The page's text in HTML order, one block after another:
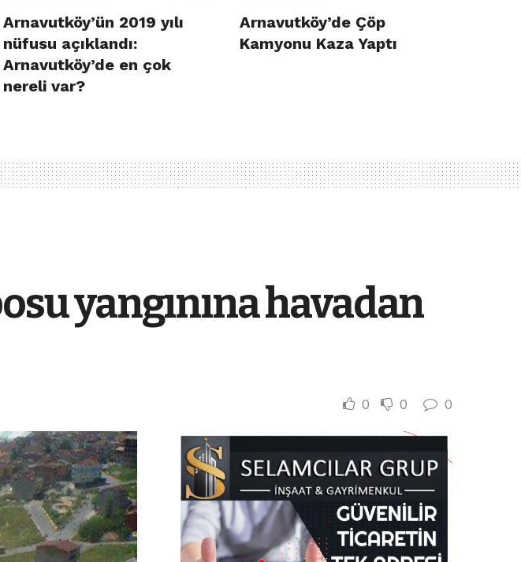
Arnavutköy’ün 2019 yılı
nüfusu açıklandı:
Arnavutköy’de en çok
nereli var?
Arnavutköy’de Çöp
Kamyonu Kaza Yaptı
yangınına havadan
0 0 0